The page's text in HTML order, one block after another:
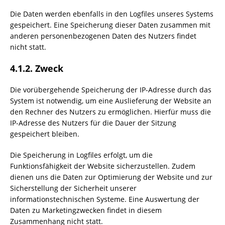
Die Daten werden ebenfalls in den Logfiles unseres Systems
gespeichert. Eine Speicherung dieser Daten zusammen mit
anderen personenbezogenen Daten des Nutzers findet
nicht statt.
4.1.2. Zweck
Die vorübergehende Speicherung der IP-Adresse durch das
System ist notwendig, um eine Auslieferung der Website an
den Rechner des Nutzers zu ermöglichen. Hierfür muss die
IP-Adresse des Nutzers für die Dauer der Sitzung
gespeichert bleiben.
Die Speicherung in Logfiles erfolgt, um die
Funktionsfähigkeit der Website sicherzustellen. Zudem
dienen uns die Daten zur Optimierung der Website und zur
Sicherstellung der Sicherheit unserer
informationstechnischen Systeme. Eine Auswertung der
Daten zu Marketingzwecken findet in diesem
Zusammenhang nicht statt.